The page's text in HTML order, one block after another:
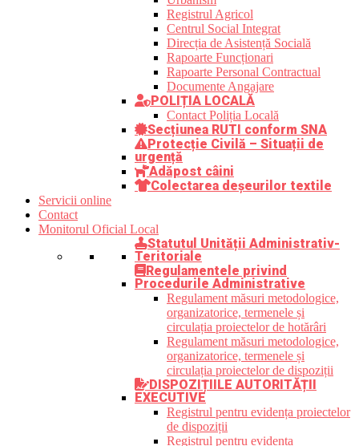
Registrul Agricol
Centrul Social Integrat
Direcția de Asistență Socială
Rapoarte Funcționari
Rapoarte Personal Contractual
Documente Angajare
POLIȚIA LOCALĂ
Contact Poliția Locală
Secțiunea RUTI conform SNA
Protecție Civilă – Situații de
urgență
Adăpost câini
Colectarea deșeurilor textile
Servicii online
Contact
Monitorul Oficial Local
Statutul Unității Administrativ-
Teritoriale
Regulamentele privind
Procedurile Administrative
Regulament măsuri metodologice,
organizatorice, termenele și
circulația proiectelor de hotărâri
Regulament măsuri metodologice,
organizatorice, termenele și
circulația proiectelor de dispoziții
DISPOZIȚIILE AUTORITĂȚII
EXECUTIVE
Registrul pentru evidența proiectelor
de dispoziții
Registrul pentru evidența